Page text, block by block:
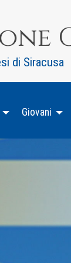
di Siracusa
Giovani